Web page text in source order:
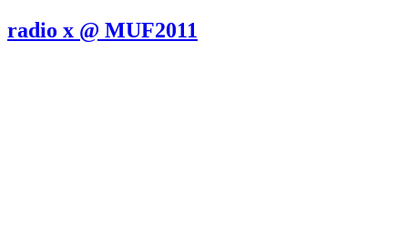
radio x @ MUF2011